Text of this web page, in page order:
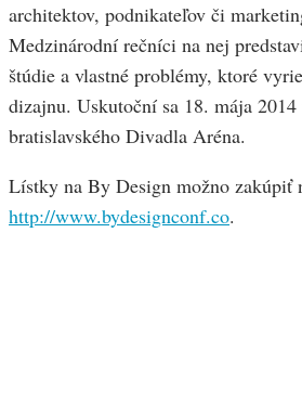
architektov, podnikateľov či
Medzinárodní rečníci na nej
štúdie a vlastné problémy, ktoré
dizajnu. Uskutoční sa 18. mája
bratislavského Divadla Aréna.
Lístky na By Design možno zakúpiť
http://www.bydesignconf.co.